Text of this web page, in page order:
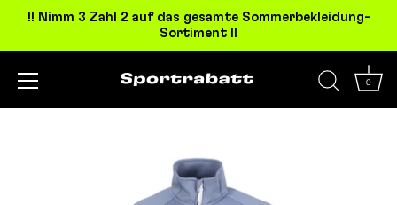
!! Nimm 3 Zahl 2 auf das gesamte Sommerbekleidung-
Sortiment !!
0